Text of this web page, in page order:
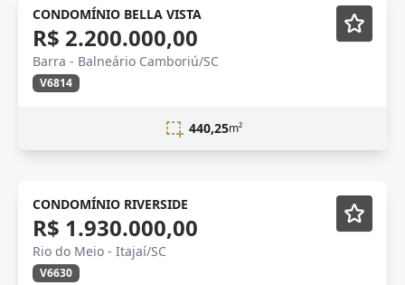
Novidade
CONDOMÍNIO BELLA VISTA
R$ 2.200.000,00
Barra - Balneário Camboriú/SC
V6814
440,25m²
CONDOMÍNIO RIVERSIDE
R$ 1.930.000,00
Rio do Meio - Itajaí/SC
V6630